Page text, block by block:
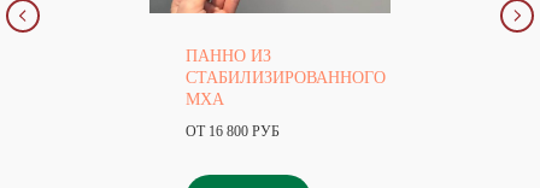
ПАННО ИЗ
СТАБИЛИЗИРОВАННОГО
МХА
ОТ 16 800 РУБ